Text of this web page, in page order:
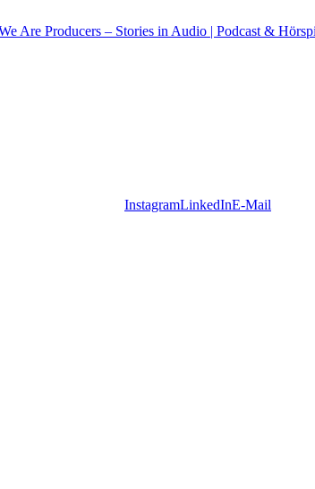
InstagramLinkedInE-Mail